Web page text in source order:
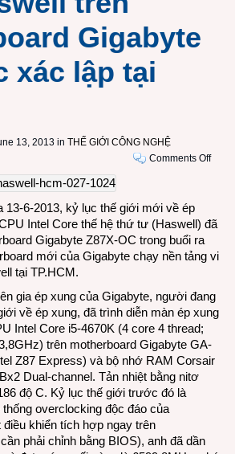
Gigabyte
xác lập tại
13, 2013 in THẾ GIỚI CÔNG NGHỆ
Comments Offon
thế
mới
xung
CPU
trên
13-6-2013, kỷ lục thế giới mới về ép
Intel Core thế hệ thứ tư (Haswell) đã
Gigabyte Z87X-OC trong buổi ra
mới của Gigabyte chạy nền tảng vi
tại TP.HCM.
gia ép xung của Gigabyte, người đang
về ép xung, đã trình diễn màn ép xung
Intel Core i5-4670K (4 core 4 thread;
trên motherboard Gigabyte GA-
Z87 Express) và bộ nhớ RAM Corsair
Dual-channel. Tản nhiệt bằng nitơ
độ C. Kỷ lục thế giới trước đó là
overclocking độc đáo của
khiển tích hợp ngay trên
phải chỉnh bằng BIOS), anh đã dần